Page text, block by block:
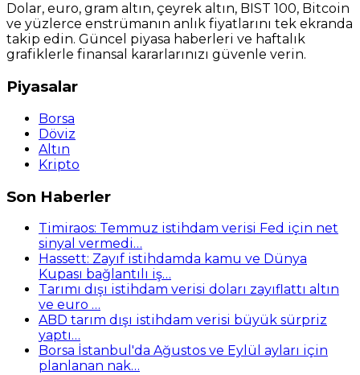
Dolar, euro, gram altın, çeyrek altın, BIST 100, Bitcoin
ve yüzlerce enstrümanın anlık fiyatlarını tek ekranda
takip edin. Güncel piyasa haberleri ve haftalık
grafiklerle finansal kararlarınızı güvenle verin.
Piyasalar
Borsa
Döviz
Altın
Kripto
Son Haberler
Timiraos: Temmuz istihdam verisi Fed için net
sinyal vermedi…
Hassett: Zayıf istihdamda kamu ve Dünya
Kupası bağlantılı iş…
Tarımı dışı istihdam verisi doları zayıflattı altın
ve euro …
ABD tarım dışı istihdam verisi büyük sürpriz
yaptı…
Borsa İstanbul'da Ağustos ve Eylül ayları için
planlanan nak…